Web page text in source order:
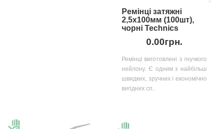
Ремінці затяжні
2,5х100мм (100шт),
чорні Technics
0.00грн.
Ремінці виготовлені з гнучкого
нейлону. Є одним з найбільш
швидких, зручних і економічно
вигідних сп..